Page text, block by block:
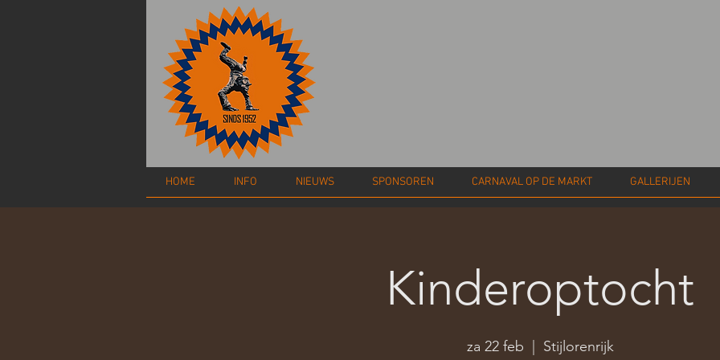
HOME INFO NIEUWS SPONSOREN CARNAVAL OP DE MARKT GALLERIJEN
Kinderoptocht
za 22 feb Stijlorenrijk